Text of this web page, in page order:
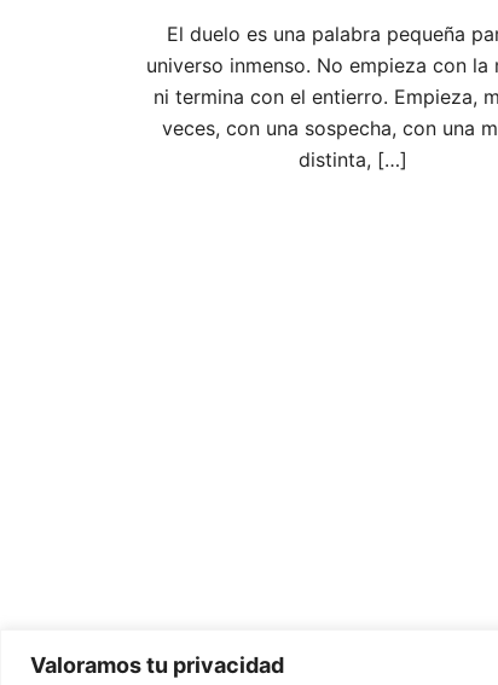
Valoramos tu privacidad
El duelo es una palabra pequeña
universo inmenso. No empieza con la
ni termina con el entierro. Empieza,
veces, con una sospecha, con una
distinta, […]